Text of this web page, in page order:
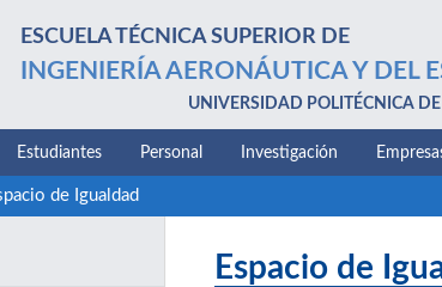
ESCUELA TÉCNICA SUPERIOR DE
INGENIERÍA AERONÁUTICA Y DEL
UNIVERSIDAD POLITÉCNICA
Estudiantes Personal Investigación
de Igualdad
Espacio de